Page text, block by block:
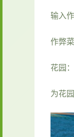
输入
作弊
花园
为花